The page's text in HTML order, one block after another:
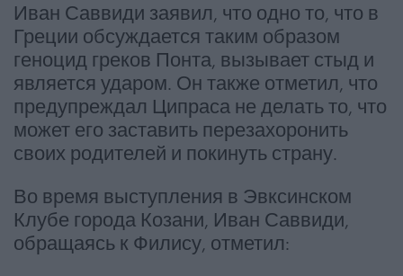
Иван Саввиди заявил, что одно то, что в
Греции обсуждается таким образом
геноцид греков Понта, вызывает стыд и
является ударом. Он также отметил, что
предупреждал Ципраса не делать то, что
может его заставить перезахоронить
своих родителей и покинуть страну.
Во время выступления в Эвксинском
Клубе города Козани, Иван Саввиди,
обращаясь к Филису, отметил: